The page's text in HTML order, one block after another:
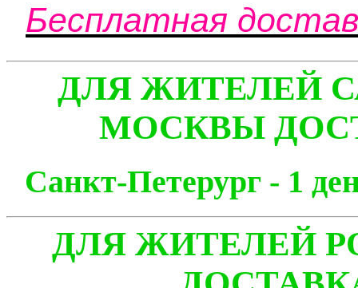
Бесплатная
ДЛЯ ЖИТЕЛЕЙ
МОСКВЫ
Санкт-Петерург -
ДЛЯ ЖИТЕЛЕЙ